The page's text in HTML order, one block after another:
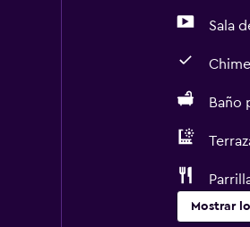
Sala
Baño
Mostrar